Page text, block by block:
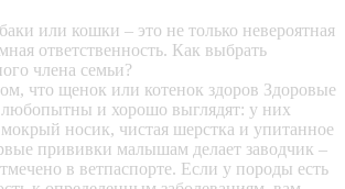
или кошки – это не только невероятная
ответственность. Как выбрать
члена семьи?
что щенок или котенок здоров Здоровые
и хорошо выглядят: у них
мокрый носик, чистая шерстка и упитанное
прививки малышам делает заводчик –
в ветпаспорте. Если у породы есть